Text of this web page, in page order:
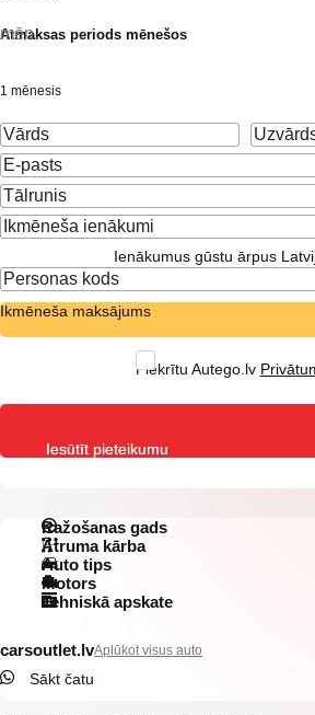
Atmaksas periods mēnešos
mēn.
1 mēnesis
Ienākumus gūstu ārpus
Ikmēneša maksājums
Piekrītu Autego.lv
Ražošanas gads
Ātruma kārba
Auto tips
Motors
Tehniskā apskate
carsoutlet.lvAplūkot visus auto
Sākt čatu